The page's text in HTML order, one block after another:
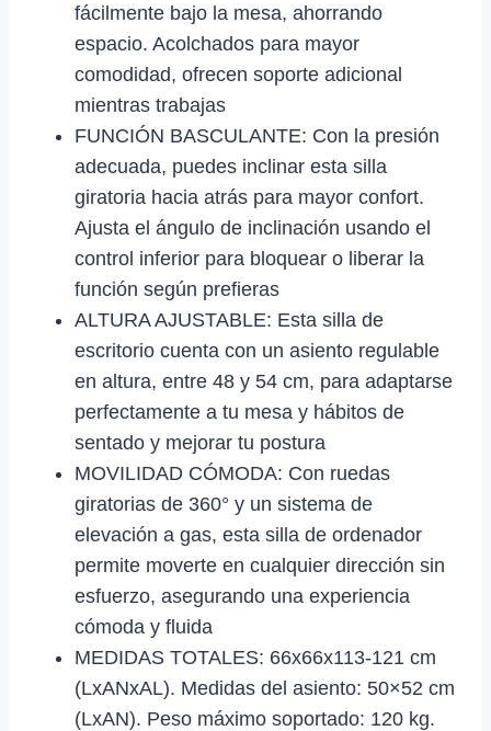
fácilmente bajo la mesa, ahorrando
espacio. Acolchados para mayor
comodidad, ofrecen soporte adicional
mientras trabajas
FUNCIÓN BASCULANTE: Con la presión
adecuada, puedes inclinar esta silla
giratoria hacia atrás para mayor confort.
Ajusta el ángulo de inclinación usando el
control inferior para bloquear o liberar la
función según prefieras
ALTURA AJUSTABLE: Esta silla de
escritorio cuenta con un asiento regulable
en altura, entre 48 y 54 cm, para adaptarse
perfectamente a tu mesa y hábitos de
sentado y mejorar tu postura
MOVILIDAD CÓMODA: Con ruedas
giratorias de 360° y un sistema de
elevación a gas, esta silla de ordenador
permite moverte en cualquier dirección sin
esfuerzo, asegurando una experiencia
cómoda y fluida
MEDIDAS TOTALES: 66x66x113-121 cm
(LxANxAL). Medidas del asiento: 50×52 cm
(LxAN). Peso máximo soportado: 120 kg.